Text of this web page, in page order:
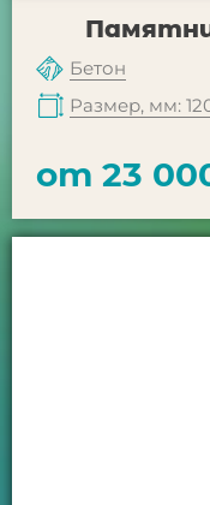
Бетон
Размер, мм:
от 23